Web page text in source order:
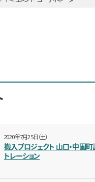
2020年7月25日（土）
搬入プロジェクト 山口・中園
トレーション